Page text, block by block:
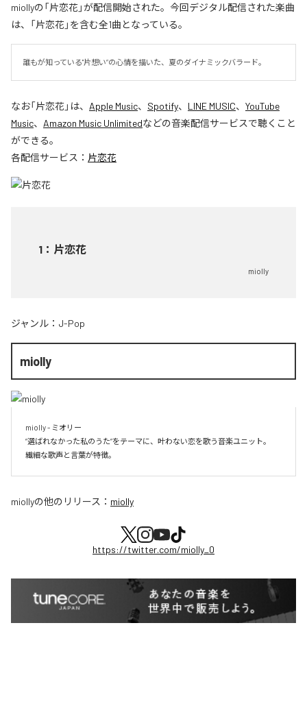
miollyの「片恋花」が配信開始された。今回デジタル配信された楽曲
は、「片恋花」を含む全1曲となっている。
誰もが知っている"片想い”の心情を描いた、夏のダイナミックバラード。
なお「片恋花」は、 Apple Music、 Spotify、 LINE MUSIC、 YouTube
Music、 Amazon Music Unlimitedなどの音楽配信サービスで聴くこと
ができる。
各配信サービス： 片恋花
1 ： 片恋花
miolly
ジャンル： J-Pop
miolly
miolly - ミオリー
”選ばれなかった私のうた”をテーマに、叶わない恋を歌う音楽ユニット。
miollyの他のリリース： miolly
https://twitter.com/miolly_0